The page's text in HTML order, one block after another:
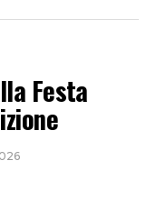
Festa